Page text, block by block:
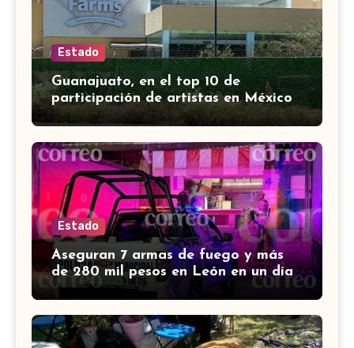
Estado
Guanajuato, en el top 10 de
participación de artistas en México
Canta, señalan en mañanera
Estado
Aseguran 7 armas de fuego y más
de 280 mil pesos en León en un día;
hay 4 detenidos